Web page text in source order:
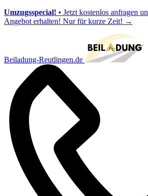
Umzugsspecial! • Jetzt kostenlos anfragen
Angebot erhalten! Nur für kurze Zeit! →
Beiladung-Reutlingen.de